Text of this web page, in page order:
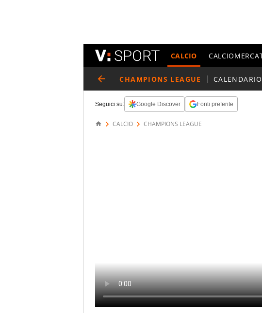
CALCIO
CHAMPIONS LEAGUE CALENDARIO
Seguici su: Google Discover Fonti preferite
CALCIO CHAMPIONS LEAGUE